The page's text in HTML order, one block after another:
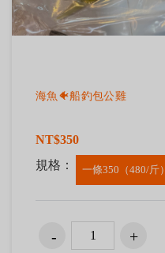
海魚🐠船釣包公雞
NT$350
規格：
一條350（480/斤）